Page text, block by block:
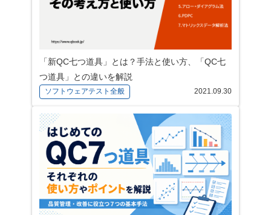
「新QC七つ道具」とは？手法と使い方、「QC七
つ道具」との違いを解説
ソフトウェアテスト全般 2021.09.30